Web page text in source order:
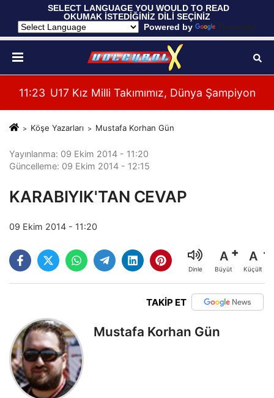
SELECT LANGUAGE YOU WOULD TO READ
OKUMAK İSTEDİĞİNİZ DİLİ SEÇİNİZ
Powered by
Translate
Oynadı
11:23 U17 Kız Milli Takımımız, Dünya
Köşe Yazarları Mustafa Korhan Gün
Yayınlanma: 09 Ekim 2014 - 11:20
Güncelleme: 09 Ekim 2014 - 12:15
KARABIYIK'TAN CEVAP
09 Ekim 2014 - 11:20
Dinle
A
Büyüt
A
Küçült
TAKİP ET
Mustafa Korhan Gün